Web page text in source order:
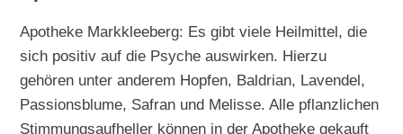
Apotheke Markkleeberg: Es gibt viele Heilmittel, die
sich positiv auf die Psyche auswirken. Hierzu
gehören unter anderem Hopfen, Baldrian, Lavendel,
Passionsblume, Safran und Melisse. Alle pflanzlichen
Stimmungsaufheller können in der Apotheke gekauft